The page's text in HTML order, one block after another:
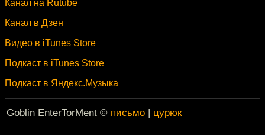
Канал на Rutube
Канал в Дзен
Видео в iTunes Store
Подкаст в iTunes Store
Подкаст в Яндекс.Музыка
Goblin EnterTorMent © письмо | цурюк